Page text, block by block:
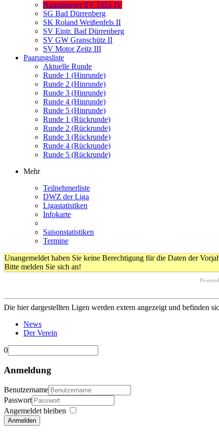
Naumburger SV 1951 IV
SG Bad Dürrenberg
SK Roland Weißenfels II
SV Eintr. Bad Dürrenberg
SV GW Granschütz II
SV Motor Zeitz III
Paarungsliste
Aktuelle Runde
Runde 1 (Hinrunde)
Runde 2 (Hinrunde)
Runde 3 (Hinrunde)
Runde 4 (Hinrunde)
Runde 5 (Hinrunde)
Runde 1 (Rückrunde)
Runde 2 (Rückrunde)
Runde 3 (Rückrunde)
Runde 4 (Rückrunde)
Runde 5 (Rückrunde)
Mehr
Teilnehmerliste
DWZ der Liga
Ligastatistiken
Infokarte
Saisonstatistiken
Termine
Unangemeldet haben Sie keine Berechtigung für die Daten der
Bitte melden Sie sich an!
Die hier dargestellten Ligen werden extern angezeigt und befinden
News
Der Verein
0
Anmeldung
Benutzername
Passwort
Angemeldet bleiben
Anmelden